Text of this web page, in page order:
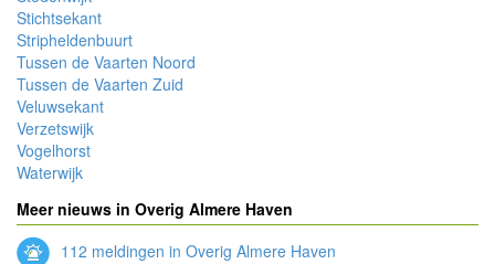
Stichtsekant
Stripheldenbuurt
Tussen de Vaarten Noord
Tussen de Vaarten Zuid
Veluwsekant
Verzetswijk
Vogelhorst
Waterwijk
Meer nieuws in Overig Almere Haven
112 meldingen in Overig Almere Haven